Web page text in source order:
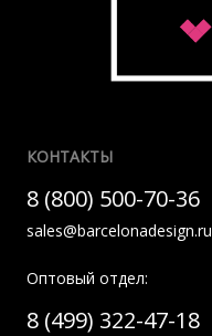
КОНТАКТЫ
8 (800) 500-70-36
sales@barcelonadesign.ru
Оптовый отдел:
8 (499) 322-47-18